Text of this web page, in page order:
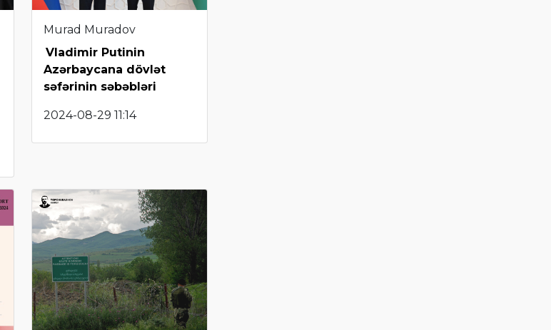
Murad Muradov
Vladimir Putinin
Azərbaycana dövlət
səfərinin səbəbləri
2024-08-29 11:14